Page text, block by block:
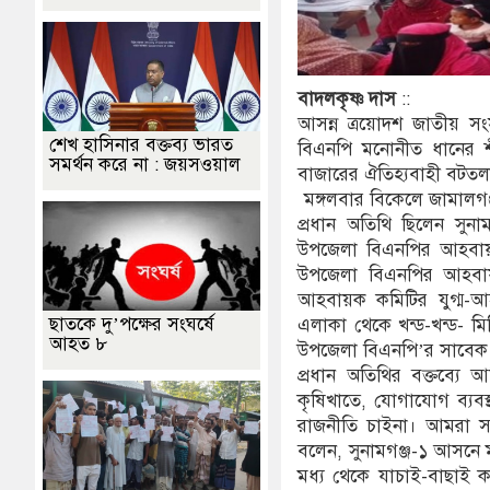
বাদলকৃষ্ণ দাস::
আসন্ন ত্রয়োদশ জাতীয়
বিএনপি মনোনীত ধানের
বাজারের ঐতিহ্যবাহী
মঙ্গলবার বিকেলে
প্রধান অতিথি ছিলেন
উপজেলা বিএনপির
উপজেলা বিএনপির
আহবায়ক কমিটির যুগ্ম-
এলাকা থেকে খন্ড-খন্ড-
উপজেলা বিএনপি’র
প্রধান অতিথির বক্তব্যে
কৃষিখাতে, যোগাযোগ
রাজনীতি চাইনা। আমরা
বলেন, সুনামগঞ্জ-১ আসনে
মধ্য থেকে যাচাই-
শেখ হাসিনার বক্তব্য ভারত
সমর্থন করে না : জয়সওয়াল
ছাতকে দু’পক্ষের সংঘর্ষে
আহত ৮